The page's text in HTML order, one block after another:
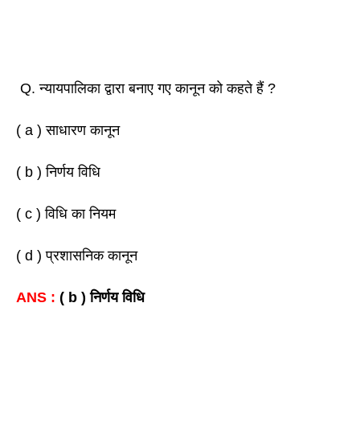
Q. न्यायपालिका द्वारा बनाए गए कानून को कहते हैं ?
( a ) साधारण कानून
( b ) निर्णय विधि
( c ) विधि का नियम
( d ) प्रशासनिक कानून
ANS : ( b ) निर्णय विधि